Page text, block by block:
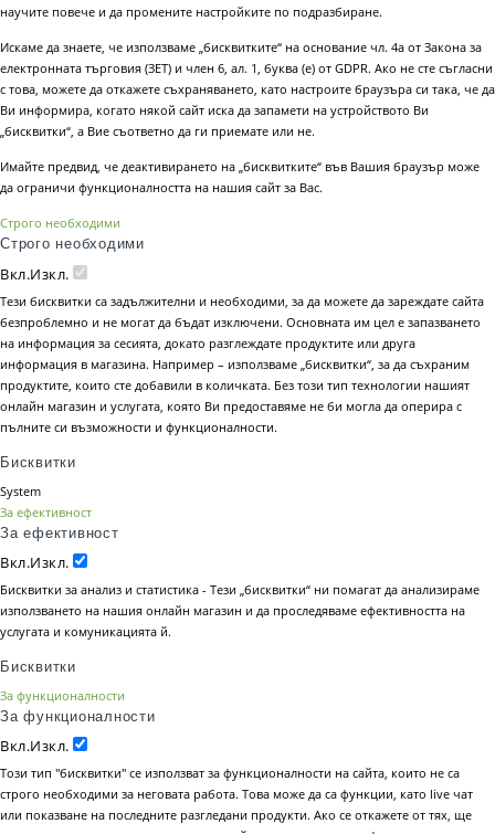
научите повече и да промените настройките по подразбиране.
Искаме да знаете, че използваме „бисквитките“ на основание чл. 4а от Закона за
електронната търговия (ЗЕТ) и член 6, ал. 1, буква (е) от GDPR. Ако не сте съгласни
с това, можете да откажете съхраняването, като настроите браузъра си така, че да
Ви информира, когато някой сайт иска да запамети на устройството Ви
„бисквитки“, а Вие съответно да ги приемате или не.
Имайте предвид, че деактивирането на „бисквитките“ във Вашия браузър може
да ограничи функционалността на нашия сайт за Вас.
Строго необходими
Строго необходими
Вкл.Изкл.
Тези бисквитки са задължителни и необходими, за да можете да зареждате сайта
безпроблемно и не могат да бъдат изключени. Основната им цел е запазването
на информация за сесията, докато разглеждате продуктите или друга
информация в магазина. Например – използваме „бисквитки“, за да съхраним
продуктите, които сте добавили в количката. Без този тип технологии нашият
онлайн магазин и услугата, която Ви предоставяме не би могла да оперира с
пълните си възможности и функционалности.
Бисквитки
System
За ефективност
За ефективност
Вкл.Изкл.
Бисквитки за анализ и статистика - Тези „бисквитки“ ни помагат да анализираме
използването на нашия онлайн магазин и да проследяваме ефективността на
услугата и комуникацията й.
Бисквитки
За функционалности
За функционалности
Вкл.Изкл.
Този тип "бисквитки" се използват за функционалности на сайта, които не са
строго необходими за неговата работа. Това може да са функции, като live чат
или показване на последните разгледани продукти. Ако се откажете от тях, ще